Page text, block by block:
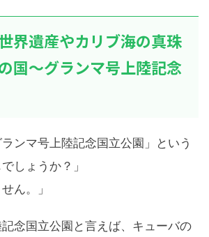
界遺産やカリブ海の真珠
国～グランマ号上陸記念
ランマ号上陸記念国立公園」という
しょうか？」
ん。」
記念国立公園と言えば、キューバの